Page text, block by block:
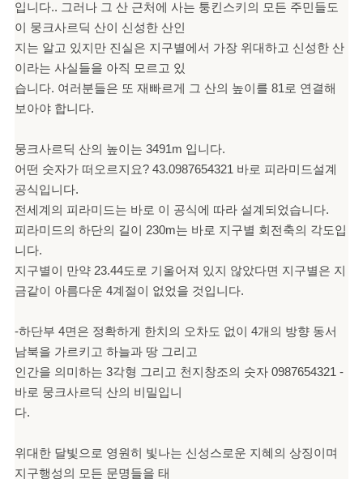
입니다.. 그러나 그 산 근처에 사는 퉁킨스키의 모든 주민들도
이 뭉크사르딕 산이 신성한 산인
지는 알고 있지만 진실은 지구별에서 가장 위대하고 신성한 산
이라는 사실들을 아직 모르고 있
습니다. 여러분들은 또 재빠르게 그 산의 높이를 81로 연결해
보아야 합니다.
뭉크사르딕 산의 높이는 3491m 입니다.
어떤 숫자가 떠오르지요? 43.0987654321 바로 피라미드설계
공식입니다.
전세계의 피라미드는 바로 이 공식에 따라 설계되었습니다.
피라미드의 하단의 길이 230m는 바로 지구별 회전축의 각도입
니다.
지구별이 만약 23.44도로 기울어져 있지 않았다면 지구별은 지
금같이 아름다운 4계절이 없었을 것입니다.
-하단부 4면은 정확하게 한치의 오차도 없이 4개의 방향 동서
남북을 가르키고 하늘과 땅 그리고
인간을 의미하는 3각형 그리고 천지창조의 숫자 0987654321 -
바로 뭉크사르딕 산의 비밀입니
다.
위대한 달빛으로 영원히 빛나는 신성스로운 지혜의 상징이며
지구행성의 모든 문명들을 태